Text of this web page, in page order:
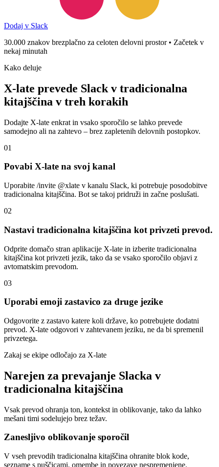
Dodaj v Slack
30.000 znakov brezplačno za celoten delovni prostor • Začetek v
nekaj minutah
Kako deluje
X-late prevede Slack v tradicionalna
kitajščina v treh korakih
Dodajte X-late enkrat in vsako sporočilo se lahko prevede
samodejno ali na zahtevo – brez zapletenih delovnih postopkov.
01
Povabi X-late na svoj kanal
Uporabite /invite @xlate v kanalu Slack, ki potrebuje posodobitve
tradicionalna kitajščina. Bot se takoj pridruži in začne poslušati.
02
Nastavi tradicionalna kitajščina kot privzeti prevod.
Odprite domačo stran aplikacije X-late in izberite tradicionalna
kitajščina kot privzeti jezik, tako da se vsako sporočilo objavi z
avtomatskim prevodom.
03
Uporabi emoji zastavico za druge jezike
Odgovorite z zastavo katere koli države, ko potrebujete dodatni
prevod. X-late odgovori v zahtevanem jeziku, ne da bi spremenil
privzetega.
Zakaj se ekipe odločajo za X-late
Narejen za prevajanje Slacka v
tradicionalna kitajščina
Vsak prevod ohranja ton, kontekst in oblikovanje, tako da lahko
mešani timi sodelujejo brez težav.
Zanesljivo oblikovanje sporočil
V vseh prevodih tradicionalna kitajščina ohranite blok kode,
sezname s puščicami, omembe in povezave nespremenjene.